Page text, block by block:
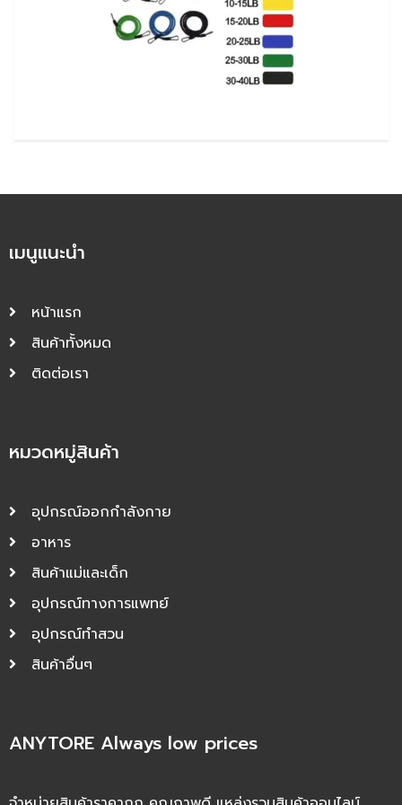
เมนูแนะนำ
หน้าแรก
สินค้าทั้งหมด
ติดต่อเรา
หมวดหมู่สินค้า
อุปกรณ์ออกกำลังกาย
อาหาร
สินค้าแม่และเด็ก
อุปกรณ์ทางการแพทย์
อุปกรณ์ทำสวน
สินค้าอื่นๆ
ANYTORE Always low prices